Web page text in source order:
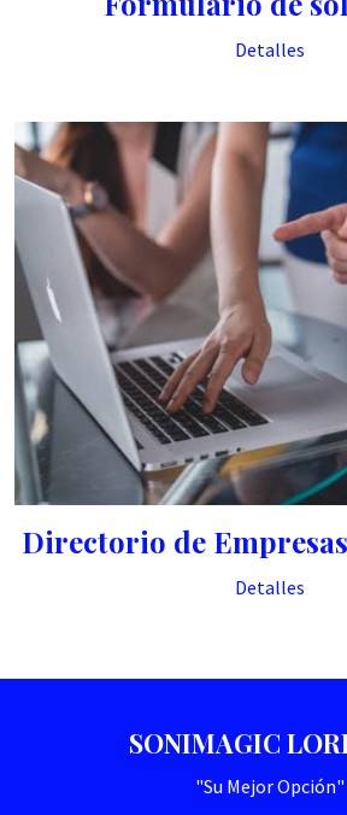
Detalles
Directorio de
Detalles
SONIMAGIC
"Su Mejor Opción"